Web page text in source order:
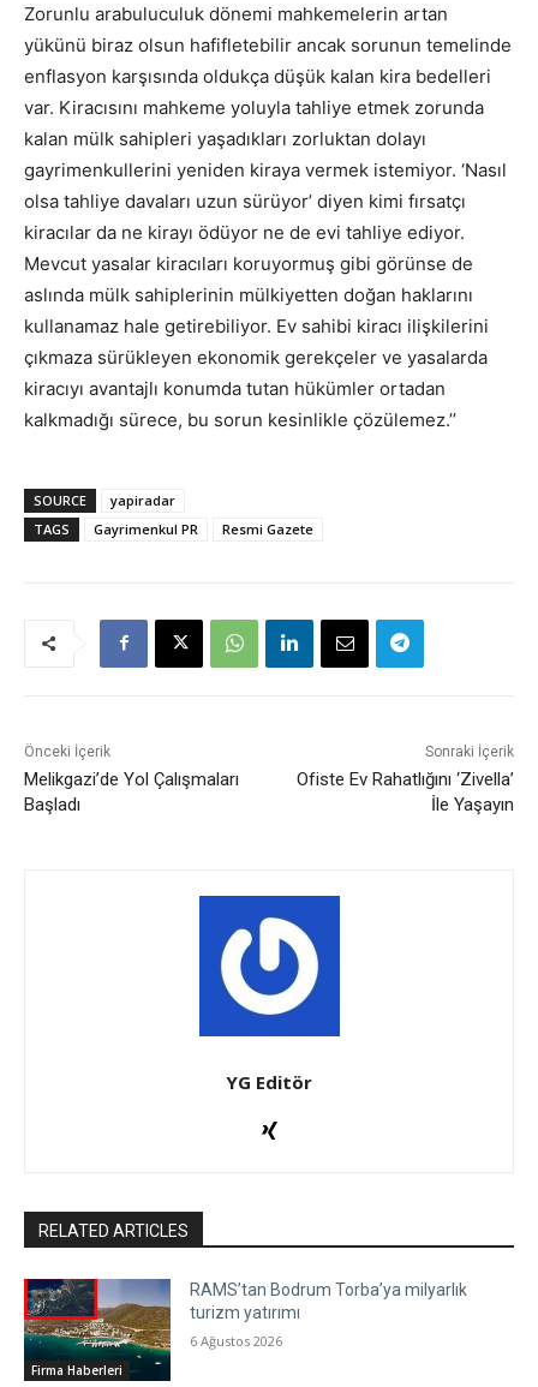
Zorunlu arabuluculuk dönemi mahkemelerin artan
yükünü biraz olsun hafifletebilir ancak sorunun temelinde
enflasyon karşısında oldukça düşük kalan kira bedelleri
var. Kiracısını mahkeme yoluyla tahliye etmek zorunda
kalan mülk sahipleri yaşadıkları zorluktan dolayı
gayrimenkullerini yeniden kiraya vermek istemiyor. ‘Nasıl
olsa tahliye davaları uzun sürüyor’ diyen kimi fırsatçı
kiracılar da ne kirayı ödüyor ne de evi tahliye ediyor.
Mevcut yasalar kiracıları koruyormuş gibi görünse de
aslında mülk sahiplerinin mülkiyetten doğan haklarını
kullanamaz hale getirebiliyor. Ev sahibi kiracı ilişkilerini
çıkmaza sürükleyen ekonomik gerekçeler ve yasalarda
kiracıyı avantajlı konumda tutan hükümler ortadan
kalkmadığı sürece, bu sorun kesinlikle çözülemez.’’
SOURCE
yapiradar
TAGS
Gayrimenkul PR Resmi Gazete
Önceki İçerik
Melikgazi’de Yol Çalışmaları
Başladı
Sonraki İçerik
Ofiste Ev Rahatlığını ‘Zivella’
İle Yaşayın
YG Editör
RELATED ARTICLES
Firma Haberleri
RAMS’tan Bodrum Torba’ya milyarlık
turizm yatırımı
6 Ağustos 2026